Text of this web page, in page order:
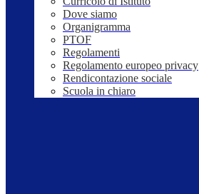
Dove siamo
Organigramma
PTOF
Regolamenti
Regolamento europeo privacy
Rendicontazione sociale
Scuola in chiaro